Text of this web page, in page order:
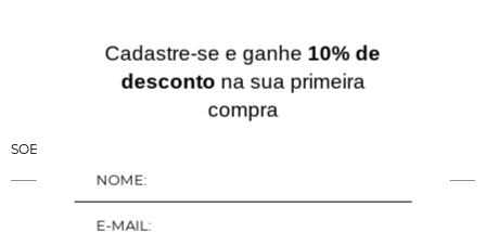
Cadastre-se e ganhe 10% de
desconto na sua primeira
compra
SOBRE ESSA PEÇA